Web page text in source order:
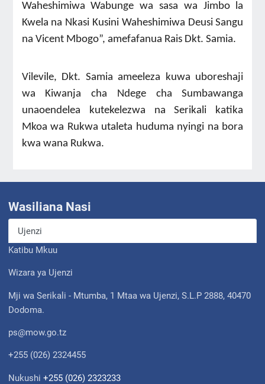
Waheshimiwa Wabunge wa sasa wa Jimbo la
Kwela na Nkasi Kusini Waheshimiwa Deusi Sangu
na Vicent Mbogo”, amefafanua Rais Dkt. Samia.
Vilevile, Dkt. Samia ameeleza kuwa uboreshaji
wa Kiwanja cha Ndege cha Sumbawanga
unaoendelea kutekelezwa na Serikali katika
Mkoa wa Rukwa utaleta huduma nyingi na bora
kwa wana Rukwa.
Wasiliana Nasi
Ujenzi
Katibu Mkuu
Wizara ya Ujenzi
Mji wa Serikali - Mtumba, 1 Mtaa wa Ujenzi, S.L.P 2888, 40470
Dodoma.
ps@mow.go.tz
+255 (026) 2324455
Nukushi+255 (026) 2323233